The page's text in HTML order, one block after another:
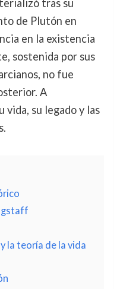
tras su
de Plutón en
en la existencia
sostenida por sus
no fue
A
vida, su legado y las
la teoría de la vida